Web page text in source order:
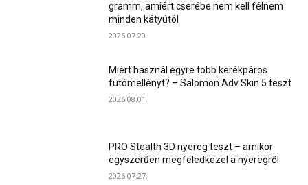
gramm, amiért cserébe nem kell félnem
minden kátyútól
2026.07.20.
Miért használ egyre több kerékpáros
futómellényt? – Salomon Adv Skin 5 teszt
2026.08.01.
PRO Stealth 3D nyereg teszt – amikor
egyszerűen megfeledkezel a nyeregről
2026.07.27.